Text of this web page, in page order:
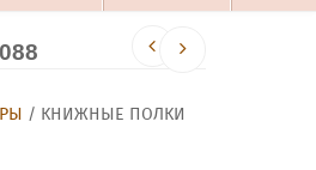
/ КНИЖНЫЕ ПОЛКИ